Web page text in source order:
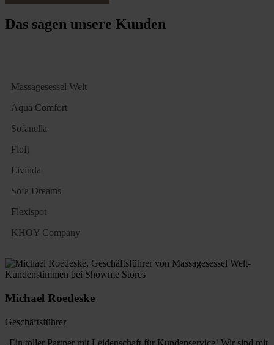
Das sagen unsere Kunden
Massagesessel Welt
Aqua Comfort
Sofanella
Floft
Livinda
Sofa Dreams
Flexispot
KHOY Company
Michael Roedeske
Geschäftsführer
„Ein toller Partner mit Leidenschaft für Kundenservice! Wir sind mit